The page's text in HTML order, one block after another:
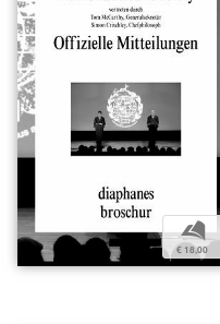
b
€ 18,00